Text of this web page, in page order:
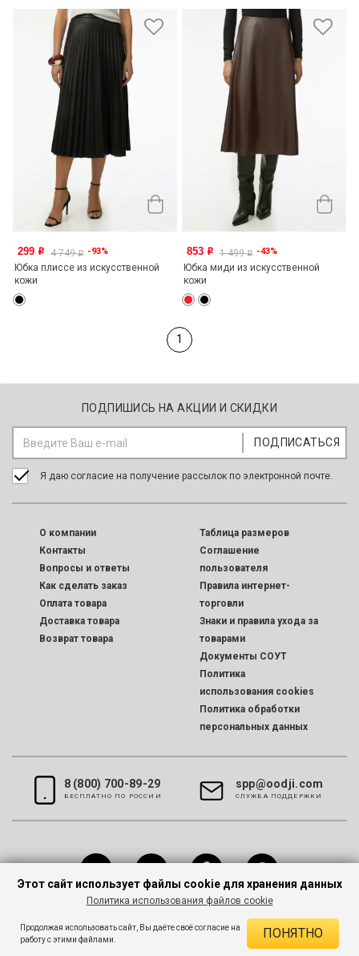
299 o 4 749o -93%
Юбка плиссе из искусственной
кожи
853 o 1 499o -43%
Юбка миди из искусственной
кожи
1
ПОДПИШИСЬ НА АКЦИИ И СКИДКИ
Я даю согласие на получение рассылок по электронной почте.
O компании
Контакты
Вопросы и ответы
Как сделать заказ
Оплата товара
Доставка товара
Возврат товара
Таблица размеров
Соглашение
пользователя
Правила интернет-
торговли
Знаки и правила ухода за
товарами
Документы СОУТ
Политика
использования cookies
Политика обработки
персональных данных
8 (800) 700-89-29
БЕСПЛАТНО ПО РОССИИ
spp@oodji.com
CЛУЖБА ПОДДЕРЖКИ
Этот сайт использует файлы cookie для хранения данных
Политика использования файлов cookie
Продолжая использовать сайт, Вы даёте своё согласие на
работу с этими файлами.
ПОНЯТНО